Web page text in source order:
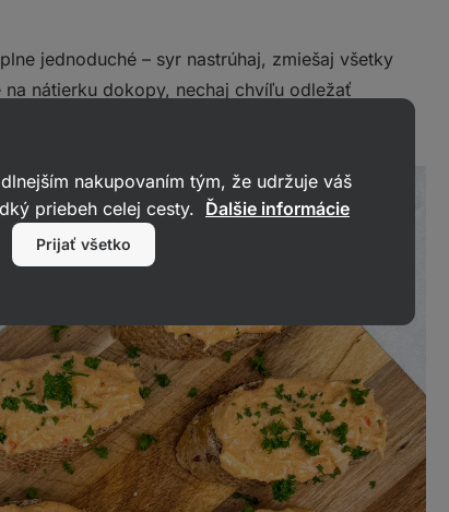
jednoduché – syr nastrúhaj, zmiešaj všetky
na nátierku dokopy, nechaj chvíľu odležať
nakupovaním tým, že udržuje váš
priebeh celej cesty. Ďalšie informácie
Prijať všetko